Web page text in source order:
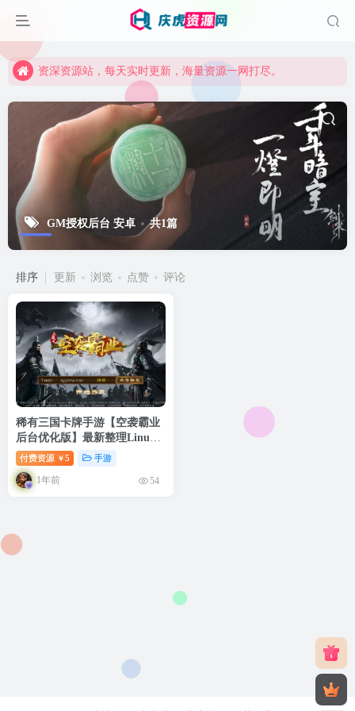
资深资源站，每天实时更新，海量资源一网打尽。
【启明网】找项目 + 低成本创业 + 减少信息差 + 见识各种项目 + 提升网创认知。
资深资源站，每天实时更新，海量资源一网打尽。
【启明网】找项目 + 低成本创业 + 减少信息差 + 见识各种项目 + 提升网创认知。
GM授权后台 安卓 共1篇
排序 更新 浏览 点赞 评论
稀有三国卡牌手游【空袭霸业
后台优化版】最新整理Linux
手工服务端+安卓+GM授权后
台+详细搭建教程
付费资源 ￥5 手游
1年前 54